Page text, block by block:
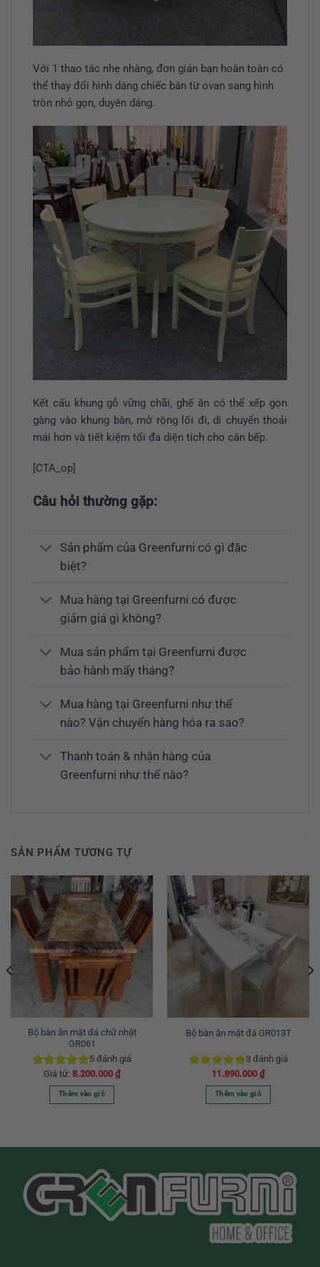
Với 1 thao tác nhẹ nhàng, đơn giản bạn hoàn toàn có
thể thay đổi hình dáng chiếc bàn từ ovan sang hình
tròn nhỏ gọn, duyên dáng.
Kết cấu khung gỗ vững chãi, ghế ăn có thể xếp gọn
gàng vào khung bàn, mở rộng lối đi, di chuyển thoải
mái hơn và tiết kiệm tối đa diện tích cho căn bếp.
[CTA_op]
Câu hỏi thường gặp:
Sản phẩm của Greenfurni có gì đặc
biệt?
Mua hàng tại Greenfurni có được
giảm giá gì không?
Mua sản phẩm tại Greenfurni được
bảo hành mấy tháng?
Mua hàng tại Greenfurni như thế
nào? Vận chuyển hàng hóa ra sao?
Thanh toán & nhận hàng của
Greenfurni như thế nào?
SẢN PHẨM TƯƠNG TỰ
Bộ bàn ăn mặt đá chữ nhật
GR061
Được xếp
hạng5.00
5 đánh giá
Giá từ: 8.200.000 ₫
Thêm vào giỏ
nhiều
biến
thể.
Các
Bộ bàn ăn mặt đá GR013T
Được xếp
hạng5.00
3 đánh giá
11.890.000 ₫
Thêm vào giỏ